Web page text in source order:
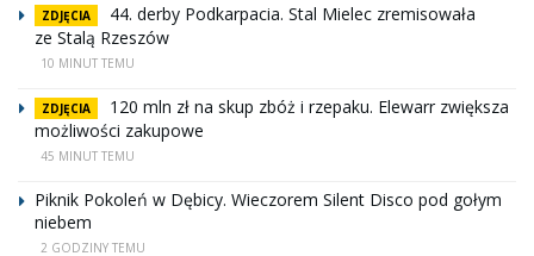
ZDJĘCIA
44. derby Podkarpacia. Stal Mielec zremisowała
ze Stalą Rzeszów
10 MINUT TEMU
ZDJĘCIA
120 mln zł na skup zbóż i rzepaku. Elewarr zwiększa
możliwości zakupowe
45 MINUT TEMU
Piknik Pokoleń w Dębicy. Wieczorem Silent Disco pod gołym
niebem
2 GODZINY TEMU